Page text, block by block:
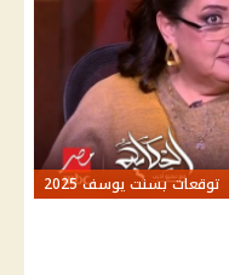
توقعات بسنت يوسف 2025